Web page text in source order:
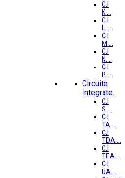
C.I
K....
C.I
L....
C.I
M....
C.I
N....
C.I
P....
Circuite
Integrate.
C.I
S....
C.I
TA....
C.I
TDA....
C.I
TEA....
C.I
UA....